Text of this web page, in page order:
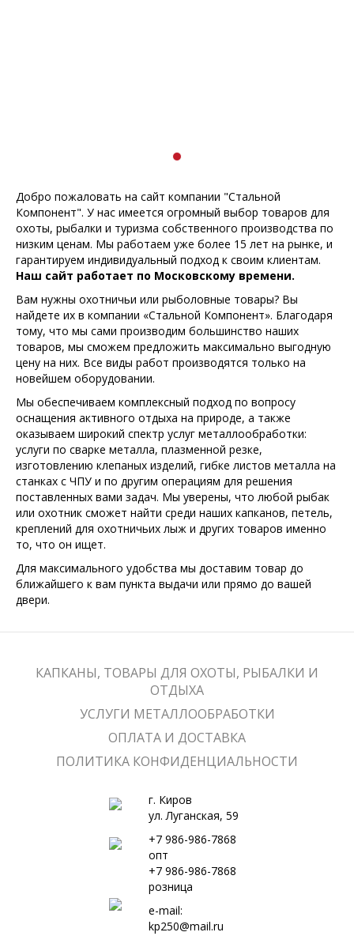
Добро пожаловать на сайт компании "Стальной
Компонент". У нас имеется огромный выбор товаров для
охоты, рыбалки и туризма собственного производства по
низким ценам. Мы работаем уже более 15 лет на рынке, и
гарантируем индивидуальный подход к своим клиентам.
Наш сайт работает по Московскому времени.
Вам нужны охотничьи или рыболовные товары? Вы
найдете их в компании «Стальной Компонент». Благодаря
тому, что мы сами производим большинство наших
товаров, мы сможем предложить максимально выгодную
цену на них. Все виды работ производятся только на
новейшем оборудовании.
Мы обеспечиваем комплексный подход по вопросу
оснащения активного отдыха на природе, а также
оказываем широкий спектр услуг металлообработки:
услуги по сварке металла, плазменной резке,
изготовлению клепаных изделий, гибке листов металла на
станках с ЧПУ и по другим операциям для решения
поставленных вами задач. Мы уверены, что любой рыбак
или охотник сможет найти среди наших капканов, петель,
креплений для охотничьих лыж и других товаров именно
то, что он ищет.
Для максимального удобства мы доставим товар до
ближайшего к вам пункта выдачи или прямо до вашей
двери.
КАПКАНЫ, ТОВАРЫ ДЛЯ ОХОТЫ, РЫБАЛКИ И
ОТДЫХА
УСЛУГИ МЕТАЛЛООБРАБОТКИ
ОПЛАТА И ДОСТАВКА
ПОЛИТИКА КОНФИДЕНЦИАЛЬНОСТИ
г. Киров
ул. Луганская, 59
+7 986-986-7868
опт
+7 986-986-7868
розница
e-mail:
kp250@mail.ru